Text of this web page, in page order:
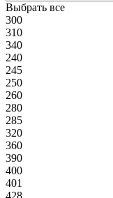
Выбрать все
300
310
340
240
245
250
260
280
285
320
360
390
400
401
428